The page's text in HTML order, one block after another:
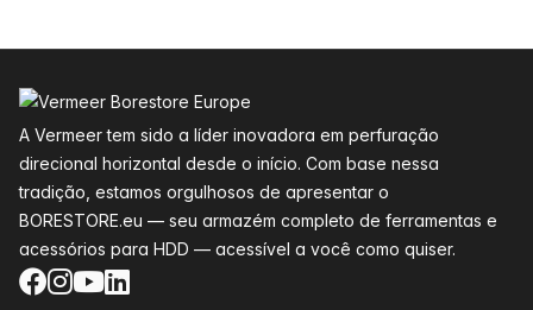
A Vermeer tem sido a líder inovadora em perfuração
direcional horizontal desde o início. Com base nessa
tradição, estamos orgulhosos de apresentar o
BORESTORE.eu — seu armazém completo de ferramentas e
acessórios para HDD — acessível a você como quiser.
Facebook
Instagram
YouTube
LinkedIn